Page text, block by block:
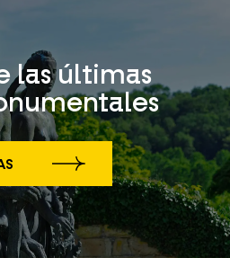
las últimas